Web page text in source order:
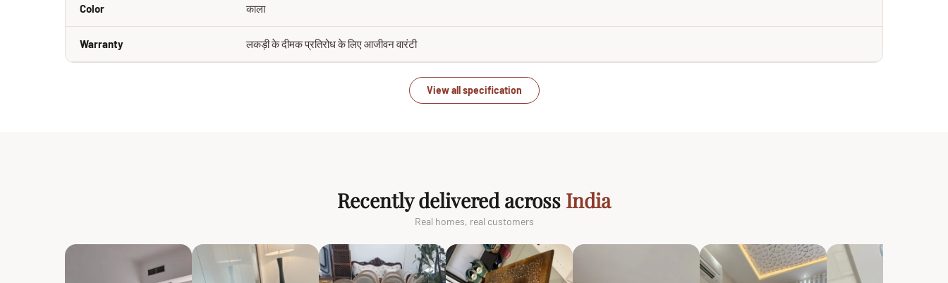
Color काला
Warranty लकड़ी के दीमक प्रतिरोध के लिए आजीवन वारंटी
View all specification
Recently delivered across India
Real homes, real customers